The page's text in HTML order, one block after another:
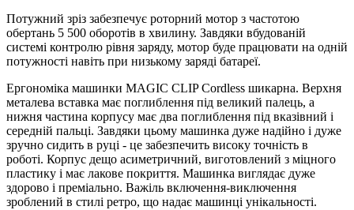
Потужний зріз забезпечує роторний мотор з частотою
обертань 5 500 оборотів в хвилину. Завдяки вбудованій
системі контролю рівня заряду, мотор буде працювати на одній
потужності навіть при низькому заряді батареї.
Ергономіка машинки MAGIC CLIP Cordless шикарна. Верхня
металева вставка має поглиблення під великий палець, а
нижня частина корпусу має два поглиблення під вказівний і
середній пальці. Завдяки цьому машинка дуже надійно і дуже
зручно сидить в руці - це забезпечить високу точність в
роботі. Корпус дещо асиметричний, виготовлений з міцного
пластику і має лакове покриття. Машинка виглядає дуже
здорово і преміально. Важіль включення-виключення
зроблений в стилі ретро, ​​що надає машинці унікальності.